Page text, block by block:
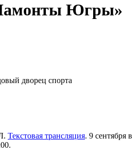
Югры»
дворец спорта
Текстовая трансляция. 9 сентября в